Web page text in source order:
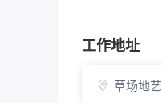
工作地址
草场地